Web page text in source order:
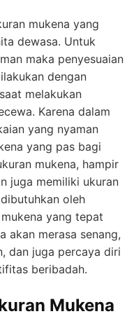
mukena yang
dewasa. Untuk
maka penyesuaian
dengan
melakukan
Karena dalam
yang nyaman
yang pas bagi
mukena, hampir
juga memiliki ukuran
oleh
yang tepat
akan merasa senang,
dan juga percaya diri
beribadah.
Mukena